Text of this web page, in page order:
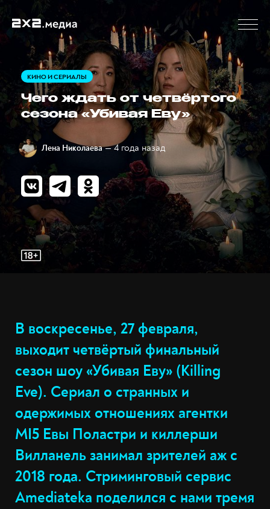
КИНО И СЕРИАЛЫ
Чего ждать от четвёртого
сезона «Убивая Еву»
Лена Николаева — 4 года назад
В воскресенье, 27 февраля,
выходит четвёртый финальный
сезон шоу «Убивая Еву» (Killing
Eve). Сериал о странных и
одержимых отношениях агентки
MI5 Евы Поластри и киллерши
Вилланель занимал зрителей аж с
2018 года. Стриминговый сервис
Amediateka поделился с нами тремя